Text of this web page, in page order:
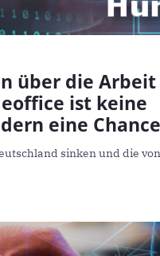
über die
ist keine
eine Chance
sinken und die